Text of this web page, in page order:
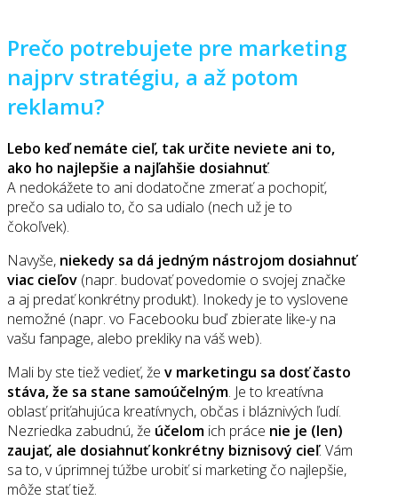
Prečo potrebujete pre marketing
najprv stratégiu, a až potom
reklamu?
Lebo keď nemáte cieľ, tak určite neviete ani to,
ako ho najlepšie a najľahšie dosiahnuť.
A nedokážete to ani dodatočne zmerať a pochopiť,
prečo sa udialo to, čo sa udialo (nech už je to
čokoľvek).
Navyše, niekedy sa dá jedným nástrojom dosiahnuť
viac cieľov (napr. budovať povedomie o svojej značke
a aj predať konkrétny produkt). Inokedy je to vyslovene
nemožné (napr. vo Facebooku buď zbierate like-y na
vašu fanpage, alebo prekliky na váš web).
Mali by ste tiež vedieť, že v marketingu sa dosť často
stáva, že sa stane samoúčelným. Je to kreatívna
oblasť priťahujúca kreatívnych, občas i bláznivých ľudí.
Nezriedka zabudnú, že účelom ich práce nie je (len)
zaujať, ale dosiahnuť konkrétny biznisový cieľ. Vám
sa to, v úprimnej túžbe urobiť si marketing čo najlepšie,
môže stať tiež.